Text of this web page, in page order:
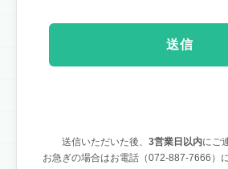
送信いただいた後、 3営業日以内にご
お急ぎの場合はお電話（072-887-7666）